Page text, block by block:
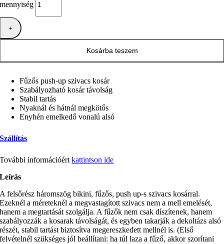
mennyiség
Kosárba teszem
Fűzős push-up szivacs kosár
Szabályozható kosár távolság
Stabil tartás
Nyaknál és hátnál megkötős
Enyhén emelkedő vonalú alsó
Szállítás
További információértkattintson ide
Leírás
A felsőrész háromszög bikini, fűzős, push up-s szivacs kosárral.
Ezeknél a méreteknél a megvastagított szivacs nem a mell emelését,
hanem a megtartását szolgálja. A fűzők nem csak díszítenek, hanem
szabályozzák a kosarak távolságát, és egyben takarják a dekoltázs alsó
részét, stabil tartást biztosítva megereszkedett mellnél is. (Első
felvételnél szükséges jól beállítani: ha túl laza a fűző, akkor szorítani